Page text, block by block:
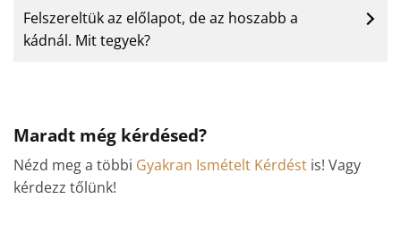
Felszereltük az előlapot, de az hoszabb a
kádnál. Mit tegyek?
Maradt még kérdésed?
Nézd meg a többi Gyakran Ismételt Kérdést is! Vagy
kérdezz tőlünk!